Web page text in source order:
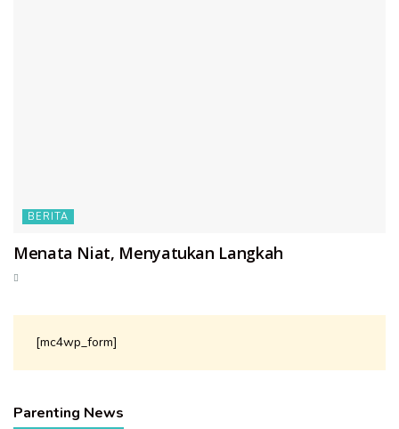
BERITA
Menata Niat, Menyatukan Langkah
[mc4wp_form]
Parenting News